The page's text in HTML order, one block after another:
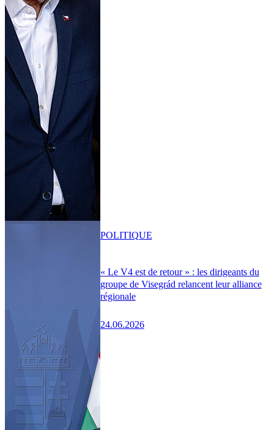
« Le V4 est de retour » : les dirigeants du
groupe de Visegrád relancent leur alliance
régionale
24.06.2026
POLITIQUE